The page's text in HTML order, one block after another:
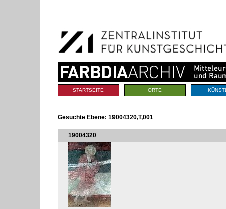
Navigation
Sektionen
STARTSEITE ORTE
Gesuchte Ebene: 19004320,T,001
19004320